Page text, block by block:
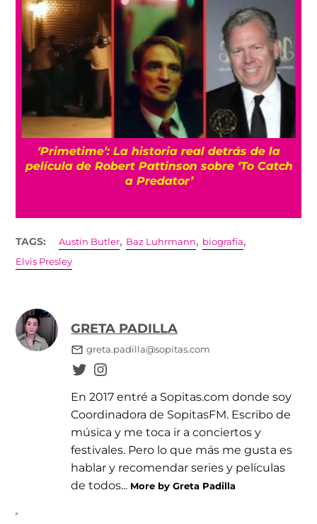
‘Primetime’: La historia real detrás de la
película de Robert Pattinson sobre ‘To Catch
a Predator’
TAGS: Austin Butler, Baz Luhrmann, biografia,
Elvis Presley
GRETA PADILLA
greta.padilla@sopitas.com
En 2017 entré a Sopitas.com donde soy
Coordinadora de SopitasFM. Escribo de
música y me toca ir a conciertos y
festivales. Pero lo que más me gusta es
hablar y recomendar series y películas
de todos... More by Greta Padilla